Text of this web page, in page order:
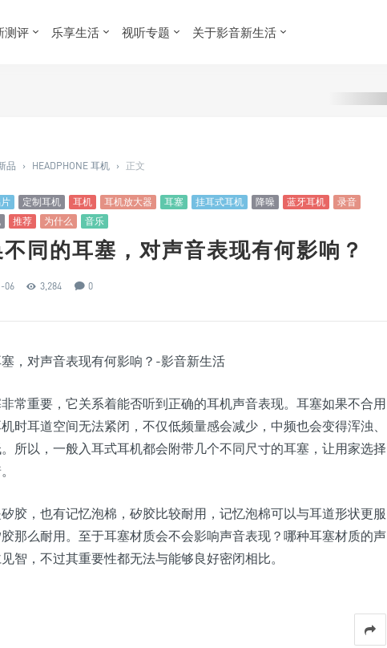
测评 乐享生活 视听专题 关于影音新生活
品 › HEADPHONE 耳机 › 正文
定制耳机 耳机 耳机放大器 耳塞 挂耳式耳机 降噪 蓝牙耳机
录音
推荐 为什么 音乐
同的耳塞，对声音表现有何影响？
06 3,284 0
常重要，它关系着能否听到正确的耳机声音表现。耳塞如果不合用
时耳道空间无法紧闭，不仅低频量感会减少，中频也会变得浑浊、
所以，一般入耳式耳机都会附带几个不同尺寸的耳塞，让用家选择
胶，也有记忆泡棉，矽胶比较耐用，记忆泡棉可以与耳道形状更服
那么耐用。至于耳塞材质会不会影响声音表现？哪种耳塞材质的声
智，不过其重要性都无法与能够良好密闭相比。